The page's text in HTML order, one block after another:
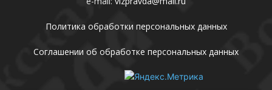
Политика обработки персональных данных
Соглашении об обработке персональных данных